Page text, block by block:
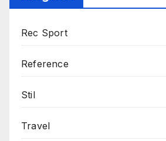
Rec Sport
Reference
Stil
Travel